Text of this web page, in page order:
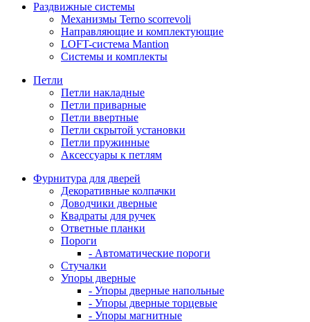
Раздвижные системы
Механизмы Terno scorrevoli
Направляющие и комплектующие
LOFT-cистема Mantion
Системы и комплекты
Петли
Петли накладные
Петли приварные
Петли ввертные
Петли скрытой установки
Петли пружинные
Аксессуары к петлям
Фурнитура для дверей
Декоративные колпачки
Доводчики дверные
Квадраты для ручек
Ответные планки
Пороги
- Автоматические пороги
Стучалки
Упоры дверные
- Упоры дверные напольные
- Упоры дверные торцевые
- Упоры магнитные